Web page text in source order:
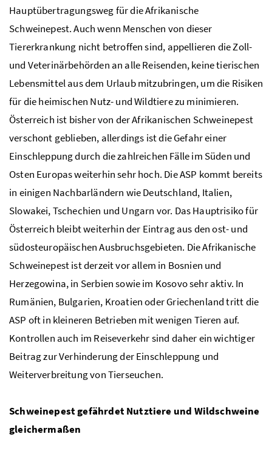
Hauptübertragungsweg für die Afrikanische
Schweinepest. Auch wenn Menschen von dieser
Tiererkrankung nicht betroffen sind, appellieren die Zoll-
und Veterinärbehörden an alle Reisenden, keine tierischen
Lebensmittel aus dem Urlaub mitzubringen, um die Risiken
für die heimischen Nutz- und Wildtiere zu minimieren.
Österreich ist bisher von der Afrikanischen Schweinepest
verschont geblieben, allerdings ist die Gefahr einer
Einschleppung durch die zahlreichen Fälle im Süden und
Osten Europas weiterhin sehr hoch. Die ASP kommt bereits
in einigen Nachbarländern wie Deutschland, Italien,
Slowakei, Tschechien und Ungarn vor. Das Hauptrisiko für
Österreich bleibt weiterhin der Eintrag aus den ost- und
südosteuropäischen Ausbruchsgebieten. Die Afrikanische
Schweinepest ist derzeit vor allem in Bosnien und
Herzegowina, in Serbien sowie im Kosovo sehr aktiv. In
Rumänien, Bulgarien, Kroatien oder Griechenland tritt die
ASP oft in kleineren Betrieben mit wenigen Tieren auf.
Kontrollen auch im Reiseverkehr sind daher ein wichtiger
Beitrag zur Verhinderung der Einschleppung und
Weiterverbreitung von Tierseuchen.
Schweinepest gefährdet Nutztiere und Wildschweine
gleichermaßen